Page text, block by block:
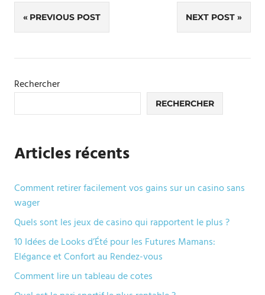
Navigation
de
l’article
PREVIOUS POST NEXT POST
Rechercher
RECHERCHER
Articles récents
Comment retirer facilement vos gains sur un casino sans
wager
Quels sont les jeux de casino qui rapportent le plus ?
10 Idées de Looks d’Été pour les Futures Mamans:
Elégance et Confort au Rendez-vous
Comment lire un tableau de cotes